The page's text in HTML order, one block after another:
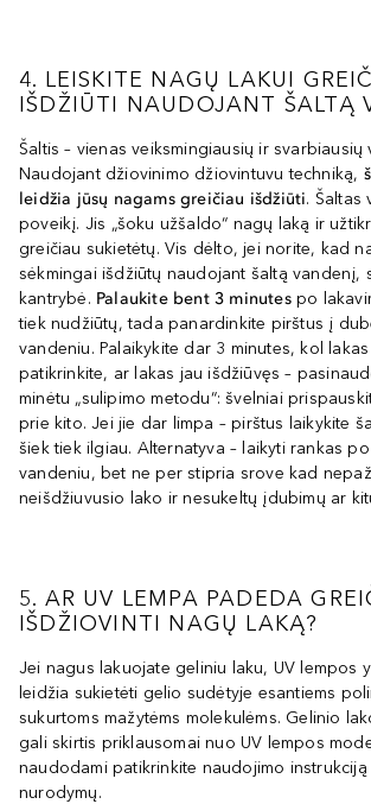
4. LEISKITE NAGŲ LAKUI
IŠDŽIŪTI NAUDOJANT ŠALTĄ
Šaltis – vienas veiksmingiausių ir svarbiausių
Naudojant džiovinimo džiovintuvu techniką,
leidžia jūsų nagams greičiau išdžiūti. Šaltas
poveikį. Jis „šoku užšaldo“ nagų laką ir
greičiau sukietėtų. Vis dėlto, jei norite, kad
sėkmingai išdžiūtų naudojant šaltą vandenį,
kantrybė. Palaukite bent 3 minutespo
tiek nudžiūtų, tada panardinkite pirštus į
vandeniu. Palaikykite dar 3 minutes, kol
patikrinkite, ar lakas jau išdžiūvęs –
minėtu „sulipimo metodu“: švelniai
prie kito. Jei jie dar limpa – pirštus laikykite
šiek tiek ilgiau. Alternatyva – laikyti rankas
vandeniu, bet ne per stipria srove kad
neišdžiuvusio lako ir nesukeltų įdubimų ar
5. AR UV LEMPA PADEDA
IŠDŽIOVINTI NAGŲ LAKĄ?
Jei nagus lakuojate geliniu laku, UV lempos
leidžia sukietėti gelio sudėtyje esantiems
sukurtoms mažytėms molekulėms. Gelinio
gali skirtis priklausomai nuo UV lempos
naudodami patikrinkite naudojimo instrukciją
nurodymų.